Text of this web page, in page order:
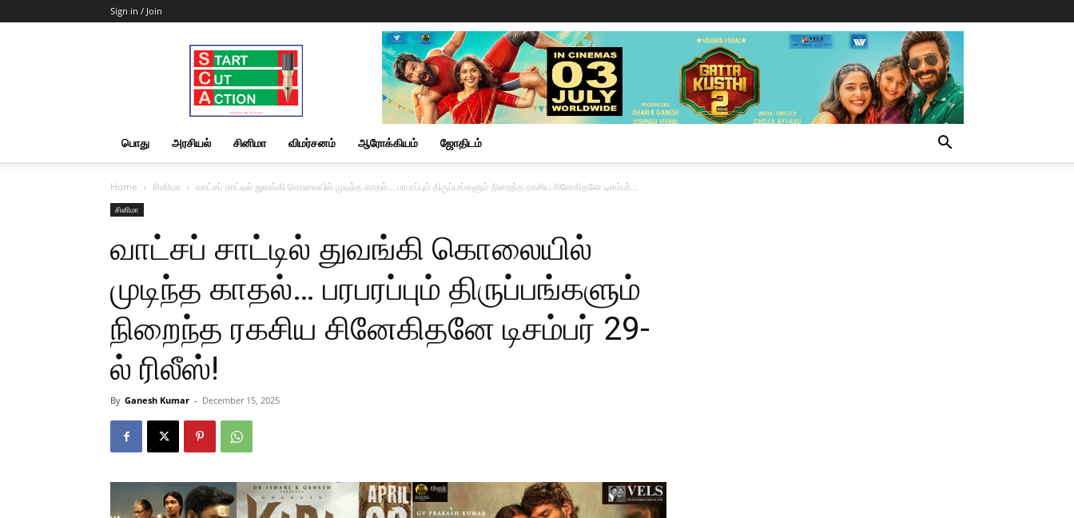
Sign in / Join
Start
Cut
Action
|
News
&
பொது அரசியல் சினிமா விமர்சனம் ஆரோக்கியம் ஜோதிடம்
Home சினிமா வாட்சப் சாட்டில் துவங்கி கொலையில் முடிந்த காதல்… பரபரப்பும் திருப்பங்களும் நிறைந்த ரகசிய சினேகிதனே டிசம்பர்...
சினிமா
வாட்சப் சாட்டில் துவங்கி கொலையில்
முடிந்த காதல்… பரபரப்பும் திருப்பங்களும்
நிறைந்த ரகசிய சினேகிதனே டிசம்பர் 29-
ல் ரிலீஸ்!
By Ganesh Kumar - December 15, 2025